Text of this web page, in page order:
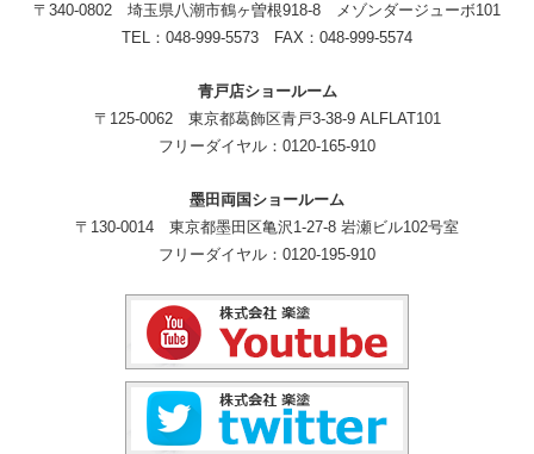
〒340-0802 埼玉県八潮市鶴ヶ曽根918-8 メゾンダージューボ101
TEL：048-999-5573 FAX：048-999-5574
青戸店ショールーム
〒125-0062 東京都葛飾区青戸3-38-9 ALFLAT101
フリーダイヤル：0120-165-910
墨田両国ショールーム
〒130-0014 東京都墨田区亀沢1-27-8 岩瀬ビル102号室
フリーダイヤル：0120-195-910